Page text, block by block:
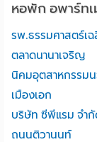
หอพัก อพาร์ท
รพ.ธรรมศาสตร์เ
ตลาดนานาเจริญ
นิคมอุตสาหกรรม
เมืองเอก
บริษัท ซีพีแรม จำกั
ถนนติวานนท์